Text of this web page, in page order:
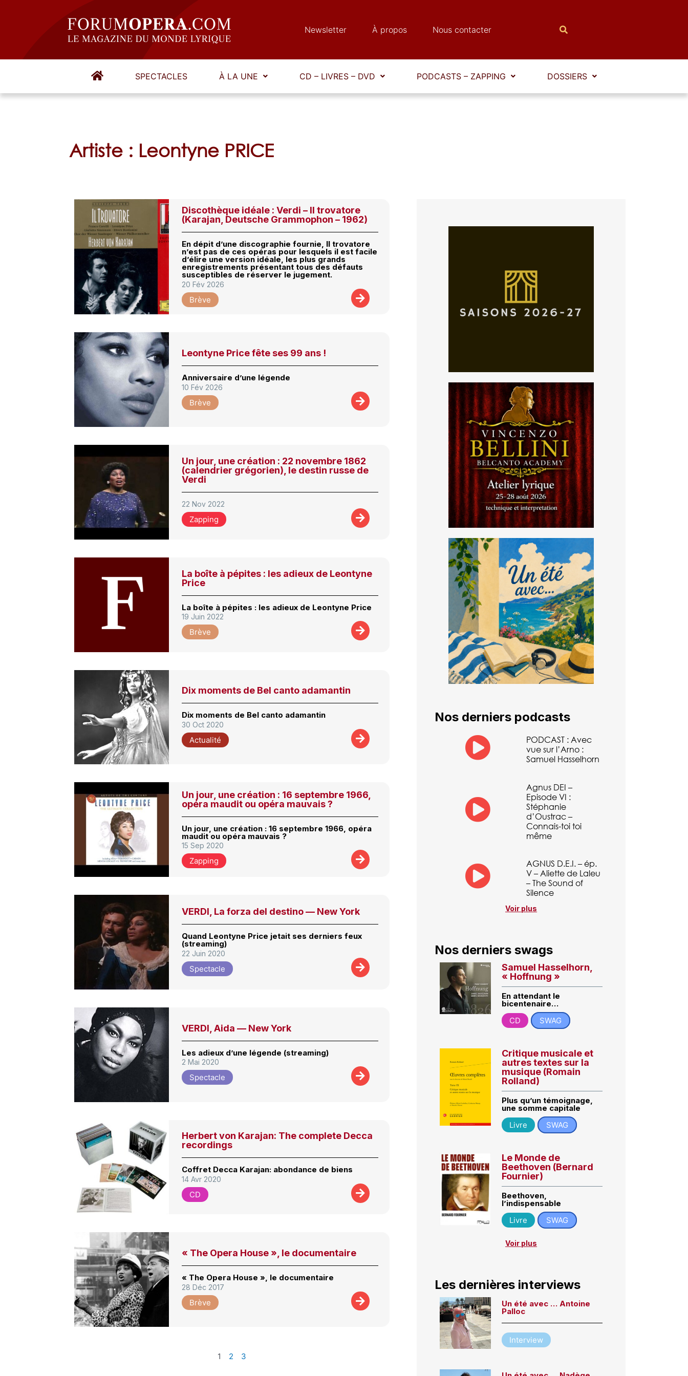
Newsletter À propos Nous contacter
SPECTACLES À LA UNE CD – LIVRES – DVD PODCASTS – ZAPPING DOSSIERS
Artiste : Leontyne PRICE
Discothèque idéale : Verdi – Il trovatore
(Karajan, Deutsche Grammophon – 1962)
En dépit d’une discographie fournie, Il trovatore
n’est pas de ces opéras pour lesquels il est facile
d’élire une version idéale, les plus grands
enregistrements présentant tous des défauts
susceptibles de réserver le jugement.
20 Fév 2026
Brève
Leontyne Price fête ses 99 ans !
Anniversaire d’une légende
10 Fév 2026
Brève
Un jour, une création : 22 novembre 1862
(calendrier grégorien), le destin russe de
Verdi
22 Nov 2022
Zapping
La boîte à pépites : les adieux de Leontyne
Price
La boîte à pépites : les adieux de Leontyne Price
19 Juin 2022
Brève
Dix moments de Bel canto adamantin
Dix moments de Bel canto adamantin
30 Oct 2020
Actualité
Un jour, une création : 16 septembre 1966,
opéra maudit ou opéra mauvais ?
Un jour, une création : 16 septembre 1966, opéra
maudit ou opéra mauvais ?
15 Sep 2020
Zapping
VERDI, La forza del destino — New York
Quand Leontyne Price jetait ses derniers feux
(streaming)
22 Juin 2020
Spectacle
VERDI, Aida — New York
Les adieux d’une légende (streaming)
2 Mai 2020
Spectacle
Herbert von Karajan: The complete Decca
recordings
Coffret Decca Karajan: abondance de biens
14 Avr 2020
CD
« The Opera House », le documentaire
« The Opera House », le documentaire
28 Déc 2017
Brève
1 2 3
Nos derniers podcasts
PODCAST : Avec
vue sur l’Arno :
Samuel Hasselhorn
Agnus DEI –
Episode VI :
Stéphanie
d’Oustrac –
Connais-toi toi
même
AGNUS D.E.I. – ép.
V – Aliette de Laleu
– The Sound of
Silence
Voir plus
Nos derniers swags
Samuel Hasselhorn,
« Hoffnung »
En attendant le
bicentenaire…
CD
SWAG
Critique musicale et
autres textes sur la
musique (Romain
Rolland)
Plus qu’un témoignage,
une somme capitale
Livre
SWAG
Le Monde de
Beethoven (Bernard
Fournier)
Beethoven,
l’indispensable
Livre
SWAG
Voir plus
Les dernières interviews
Un été avec … Antoine
Palloc
Interview